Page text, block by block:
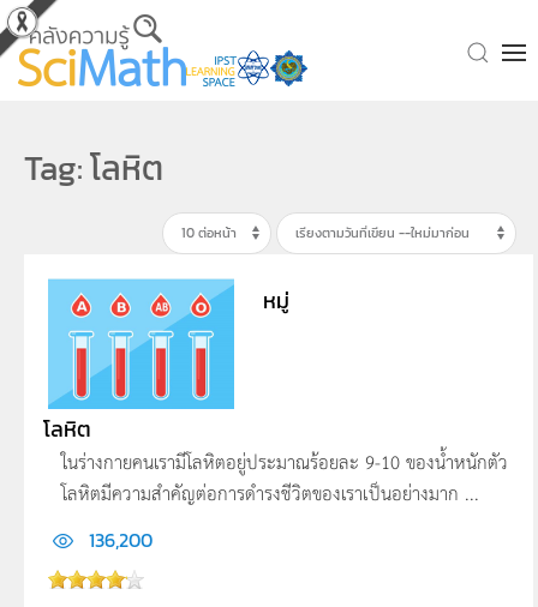
Skip to main content
Tag: โลหิต
หมู่
โลหิต
ในร่างกายคนเรามีโลหิตอยู่ประมาณร้อยละ 9-10 ของน้ำหนักตัว
โลหิตมีความสำคัญต่อการดำรงชีวิตของเราเป็นอย่างมาก ...
136,200